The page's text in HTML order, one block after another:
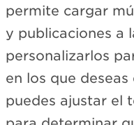
permite cargar
y publicaciones a
personalizarlos
en los que
puedes ajustar el